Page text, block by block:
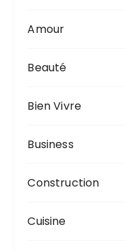
Amour
Beauté
Bien Vivre
Business
Construction
Cuisine